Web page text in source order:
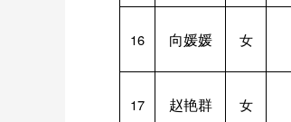
16 向媛媛 女
17 赵艳群 女